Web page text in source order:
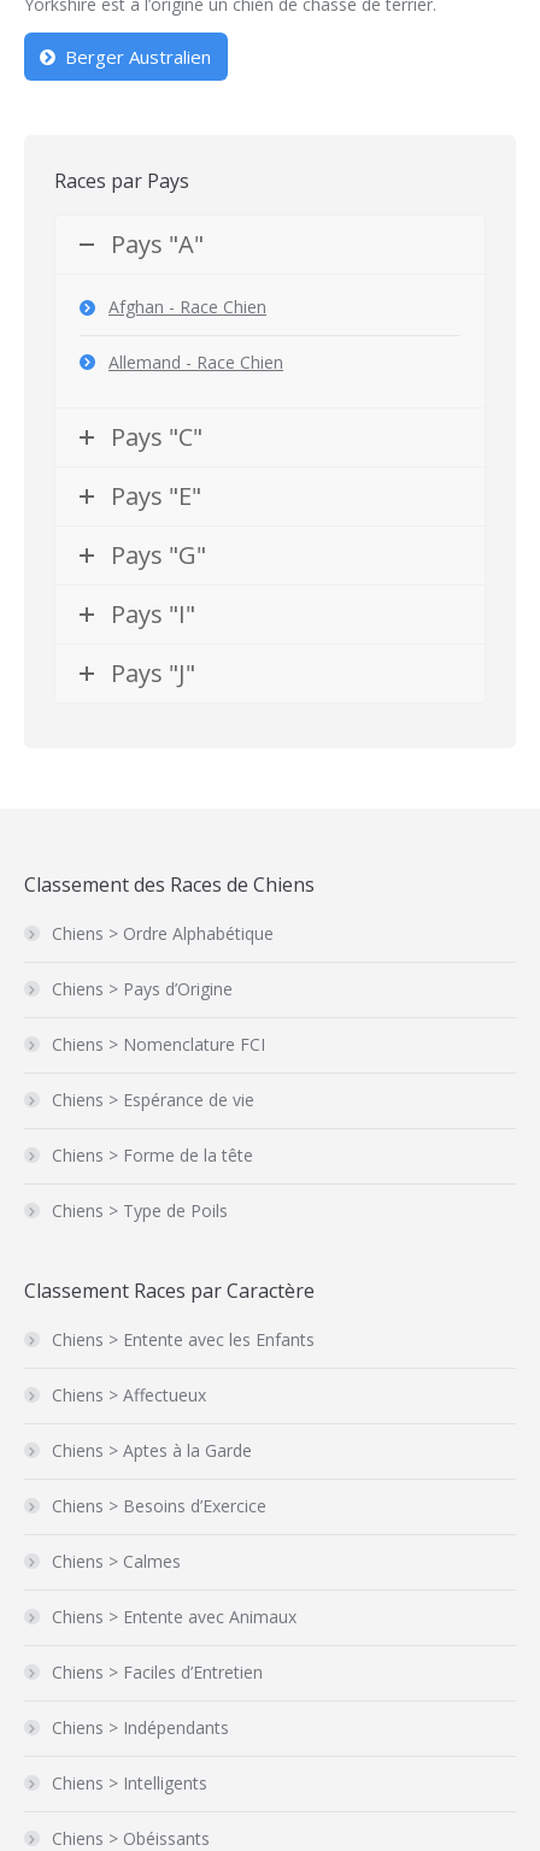
Berger Australien
Races par Pays
Pays "A"
Afghan - Race Chien
Allemand - Race Chien
Pays "C"
Pays "E"
Pays "G"
Pays "I"
Pays "J"
Classement des Races de Chiens
Chiens > Ordre Alphabétique
Chiens > Pays d’Origine
Chiens > Nomenclature FCI
Chiens > Espérance de vie
Chiens > Forme de la tête
Chiens > Type de Poils
Classement Races par Caractère
Chiens > Entente avec les Enfants
Chiens > Affectueux
Chiens > Aptes à la Garde
Chiens > Besoins d’Exercice
Chiens > Calmes
Chiens > Entente avec Animaux
Chiens > Faciles d’Entretien
Chiens > Indépendants
Chiens > Intelligents
Chiens > Obéissants